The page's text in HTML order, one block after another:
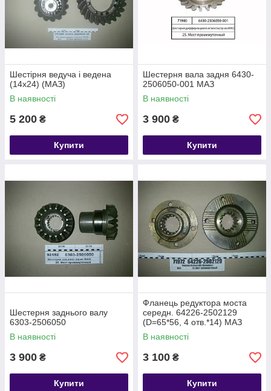
Шестірня ведуча і ведена
(14х24) (МАЗ)
В наявності
5 200 ₴
Купити
Шестерня вала задня 6430-
2506050-001 МАЗ
В наявності
3 900 ₴
Купити
Шестерня заднього валу
6303-2506050
В наявності
3 900 ₴
Купити
Фланець редуктора моста
середн. 64226-2502129
(D=65*56, 4 отв.*14) МАЗ
В наявності
3 100 ₴
Купити